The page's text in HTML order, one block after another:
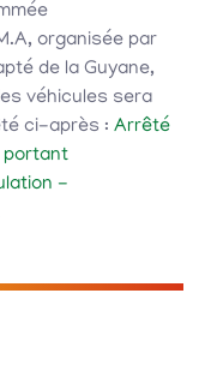
organisée par
de la Guyane,
véhicules sera
ci-après : Arrêté
portant
-